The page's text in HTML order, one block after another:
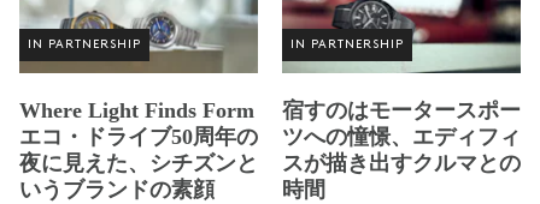
IN PARTNERSHIP
Where Light Finds Form
エコ・ドライブ50周年の
夜に見えた、シチズンと
いうブランドの素顔
IN PARTNERSHIP
宿すのはモータースポー
ツへの憧憬、エディフィ
スが描き出すクルマとの
時間